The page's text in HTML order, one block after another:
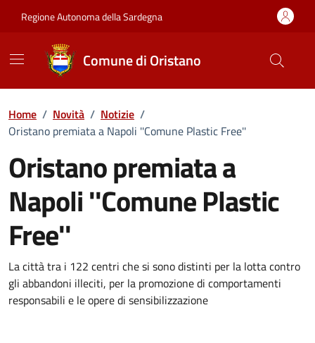
Regione Autonoma della Sardegna
Comune di Oristano
Home / Novità / Notizie /
Oristano premiata a Napoli ''Comune Plastic Free''
Oristano premiata a
Napoli ''Comune Plastic
Free''
Dettagli della notizia
La città tra i 122 centri che si sono distinti per la lotta contro
gli abbandoni illeciti, per la promozione di comportamenti
responsabili e le opere di sensibilizzazione